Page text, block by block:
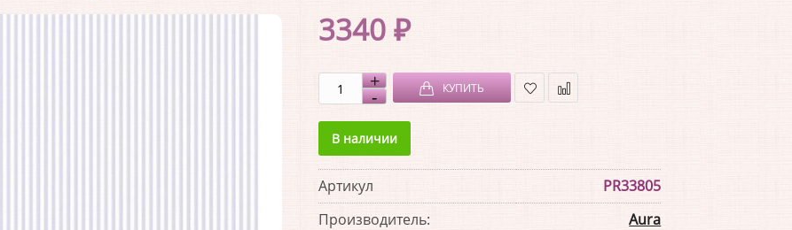
3340 ₽
КУПИТЬ
В наличии
Артикул
PR33805
Производитель:
Aura